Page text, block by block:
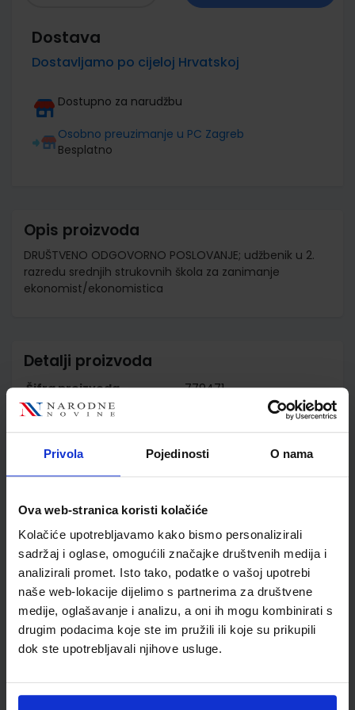
Privola Pojedinosti O nama
Ova web-stranica koristi kolačiće
Kolačiće upotrebljavamo kako bismo personalizirali
sadržaj i oglase, omogućili značajke društvenih medija i
analizirali promet. Isto tako, podatke o vašoj upotrebi
naše web-lokacije dijelimo s partnerima za društvene
medije, oglašavanje i analizu, a oni ih mogu kombinirati s
drugim podacima koje ste im pružili ili koje su prikupili
dok ste upotrebljavali njihove usluge.
Dostava
Dostavljamo po cijeloj Hrvatskoj
Dostupno za narudžbu
Osobno preuzimanje u PC Zagreb
Besplatno
Opis proizvoda
DRUŠTVENO ODGOVORNO POSLOVANJE; udžbenik u 2.
razredu srednjih strukovnih škola za zanimanje
ekonomist/ekonomistica
Detalji proizvoda
Šifra proizvoda
779471
Jedinična mjera
Nakladnik
ŠKOLSKA KNJIGA d.d.
Autor
Alfirević Čižmek Vujnović
Vrsta školske knjige
UDŽBENIK
Vrsta škole
3 STRUKOVNA
Nastavni predmet
EKONOMSKE ŠKOLE
Reg br min
5382